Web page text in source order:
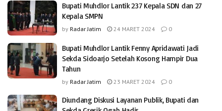
Bupati Muhdlor Lantik 237 Kepala SDN dan 27
Kepala SMPN
by Radar Jatim 24 MARET 2024 0
Bupati Muhdlor Lantik Fenny Apridawati Jadi
Sekda Sidoarjo Setelah Kosong Hampir Dua
Tahun
by Radar Jatim 23 MARET 2024 0
Diundang Diskusi Layanan Publik, Bupati dan